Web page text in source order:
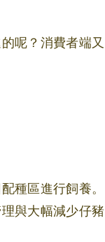
呢？消費者端又
種區進行飼養。
與大幅減少仔豬